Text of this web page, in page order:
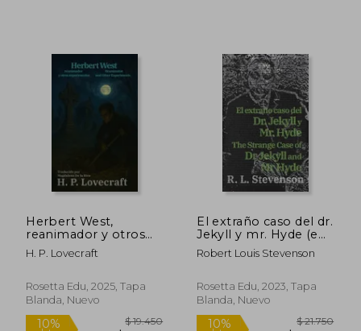
50%
dcto.
Herbert West,
reanimador y otros
experimentos -
Herbert West:
Other Experiments.
Texto paralelo
edition: Inglés -
H. P. Lovecraft
Rosetta Edu, 2025, Tapa
Blanda, Nuevo
El extraño caso del dr.
Jekyll y mr. Hyde (en
Bilingüe)
Robert Louis Stevenson
Rosetta Edu, 2023, Tapa
Blanda, Nuevo